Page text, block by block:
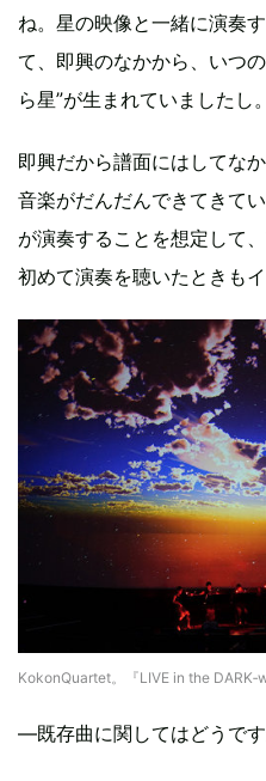
ね。星の映像と一緒に演奏
て、即興のなかから、いつ
ら星”が生まれていましたし。
即興だから譜面にはしてな
音楽がだんだんできてきて
が演奏することを想定して
初めて演奏を聴いたときも
KokonQuartet。『LIVE in the
—既存曲に関してはどうです